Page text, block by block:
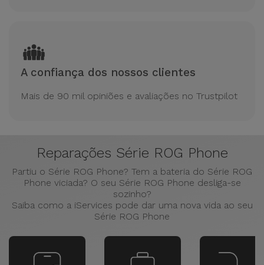
A confiança dos nossos clientes
Mais de 90 mil opiniões e avaliações no Trustpilot
Reparações Série ROG Phone
Partiu o Série ROG Phone? Tem a bateria do Série ROG
Phone viciada? O seu Série ROG Phone desliga-se
sozinho?
Saiba como a iServices pode dar uma nova vida ao seu
Série ROG Phone